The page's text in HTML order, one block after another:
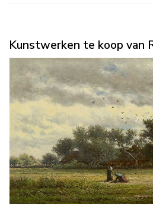
Kunstwerken te koop van